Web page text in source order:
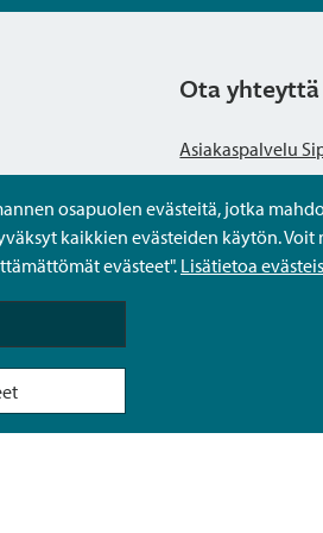
osapuolen evästeitä, jotka
kaikkien evästeiden käytön. Voit
evästeet". Lisätietoa
Ota yhteyttä
Asiakaspalvelu
Anna palautetta
Kysy tai asioi